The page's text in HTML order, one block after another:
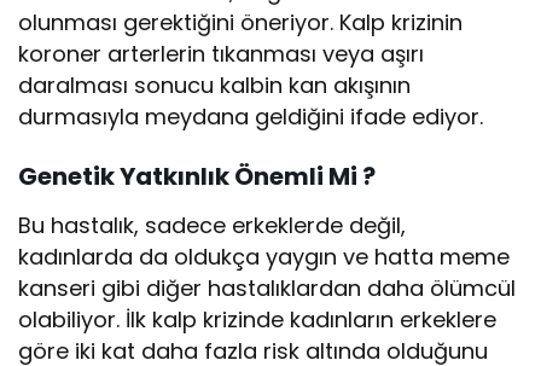
olunması gerektiğini öneriyor. Kalp krizinin
koroner arterlerin tıkanması veya aşırı
daralması sonucu kalbin kan akışının
durmasıyla meydana geldiğini ifade ediyor.
Genetik Yatkınlık Önemli Mi ?
Bu hastalık, sadece erkeklerde değil,
kadınlarda da oldukça yaygın ve hatta meme
kanseri gibi diğer hastalıklardan daha ölümcül
olabiliyor. İlk kalp krizinde kadınların erkeklere
göre iki kat daha fazla risk altında olduğunu